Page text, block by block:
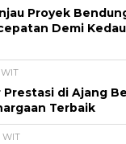
Proyek
Demi
WIT
Prestasi di Ajang
Terbaik
WIT